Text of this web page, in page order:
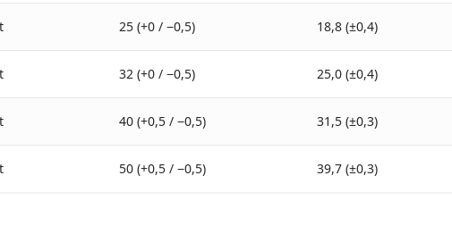
25 (+0 / −0,5) 18,8 (±0,4)
32 (+0 / −0,5) 25,0 (±0,4)
40 (+0,5 / −0,5) 31,5 (±0,3)
50 (+0,5 / −0,5) 39,7 (±0,3)